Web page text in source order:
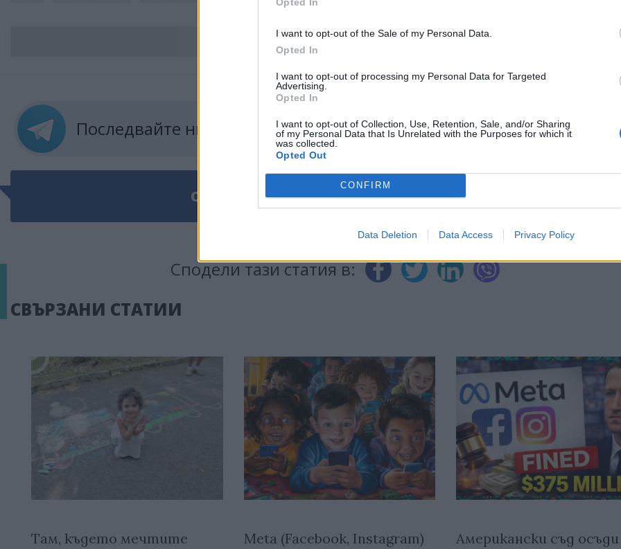
I want to opt-out of the Sale of my Personal Data.
Opted In
I want to opt-out of processing my Personal Data for Targeted
Advertising.
Opted In
I want to opt-out of Collection, Use, Retention, Sale, and/or Sharing
of my Personal Data that Is Unrelated with the Purposes for which it
was collected.
Opted Out
CONFIRM
Data Deletion Data Access Privacy Policy
ВСИЧКИ НОВИНИ »
Последвайте ни в ТЕЛЕГРАМ Последвайте ни във
ОЩЕ ПО ТЕМАТАВЪВ facebook
Сподели тази статия в:
СВЪРЗАНИ СТАТИИ
Там, където мечтите
Meta (Facebook, Instagram)
Американски съд осъди